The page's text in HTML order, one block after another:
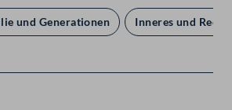
und Generationen Inneres und Recht